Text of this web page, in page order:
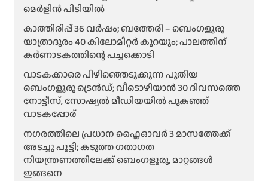
മെർളിൻ പിടിയിൽ
കാത്തിരിപ്പ് 36 വർഷം; ബത്തേരി – ബെംഗളൂരു
യാത്രാദൂരം 40 കിലോമീറ്റർ കുറയും; പാലത്തിന്
കർണാടകത്തിന്റെ പച്ചക്കൊടി
വാടകക്കാരെ പിഴിഞ്ഞെടുക്കുന്ന പുതിയ
ബെംഗളൂരു ട്രെൻഡ്; വീടൊഴിയാൻ 30 ദിവസത്തെ
നോട്ടീസ്, സോഷ്യൽ മീഡിയയിൽ പുകഞ്ഞ്
വാടകപ്പോര്
ന​ഗരത്തിലെ പ്രധാന ഫ്ലൈഓവർ 3 മാസത്തേക്ക്
അടച്ചു പൂട്ടി; കടുത്ത ഗതാഗത
നിയന്ത്രണത്തിലേക്ക് ബെംഗളൂരു, മാറ്റങ്ങൾ
ഇങ്ങനെ